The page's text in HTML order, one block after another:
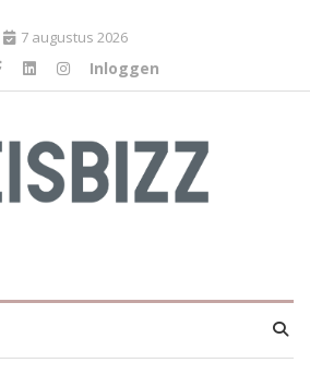
7 augustus 2026
Inloggen